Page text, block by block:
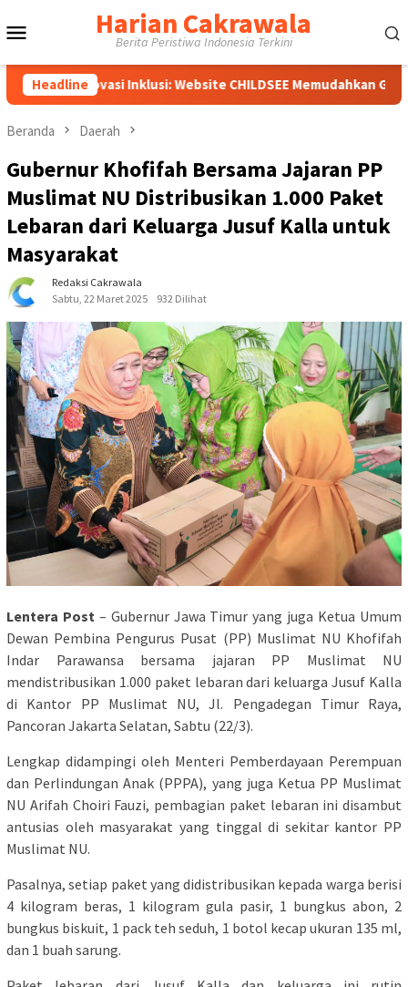
ke
Harian Cakrawala
Berita Peristiwa Indonesia Terkini
Headline
Inklusi: Website CHILDSEE Memudahkan Guru SD Negeri
Beranda Daerah
Gubernur Khofifah Bersama Jajaran PP
Muslimat NU Distribusikan 1.000 Paket
Lebaran dari Keluarga Jusuf Kalla untuk
Masyarakat
Redaksi Cakrawala
Sabtu, 22 Maret 2025
932 Dilihat
Lentera Post – Gubernur Jawa Timur yang juga Ketua Umum
Dewan Pembina Pengurus Pusat (PP) Muslimat NU Khofifah
Indar Parawansa bersama jajaran PP Muslimat NU
mendistribusikan 1.000 paket lebaran dari keluarga Jusuf Kalla
di Kantor PP Muslimat NU, Jl. Pengadegan Timur Raya,
Pancoran Jakarta Selatan, Sabtu (22/3).
Lengkap didampingi oleh Menteri Pemberdayaan Perempuan
dan Perlindungan Anak (PPPA), yang juga Ketua PP Muslimat
NU Arifah Choiri Fauzi, pembagian paket lebaran ini disambut
antusias oleh masyarakat yang tinggal di sekitar kantor PP
Muslimat NU.
Pasalnya, setiap paket yang didistribusikan kepada warga berisi
4 kilogram beras, 1 kilogram gula pasir, 1 bungkus abon, 2
bungkus biskuit, 1 pack teh seduh, 1 botol kecap ukuran 135 ml,
dan 1 buah sarung.